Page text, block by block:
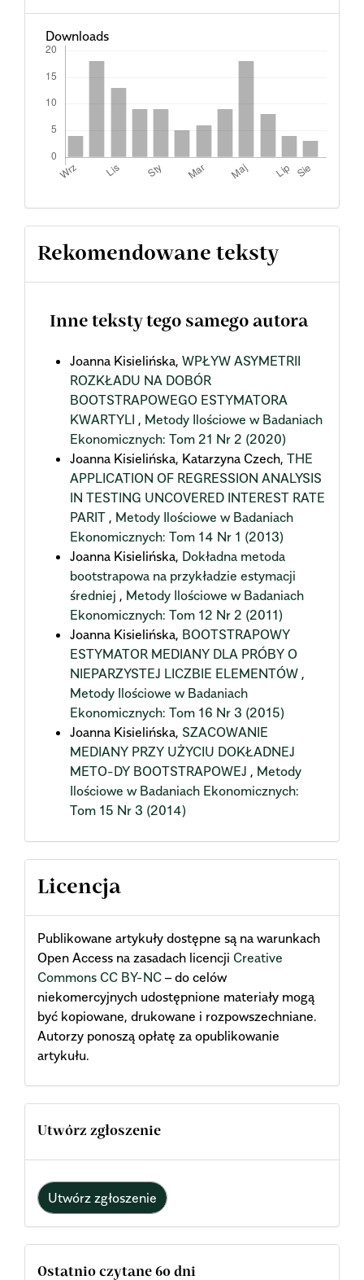
Downloads
Rekomendowane teksty
Inne teksty tego samego autora
Joanna Kisielińska, WPŁYW ASYMETRII
ROZKŁADU NA DOBÓR
BOOTSTRAPOWEGO ESTYMATORA
KWARTYLI , Metody Ilościowe w Badaniach
Ekonomicznych: Tom 21 Nr 2 (2020)
Joanna Kisielińska, Katarzyna Czech, THE
APPLICATION OF REGRESSION ANALYSIS
IN TESTING UNCOVERED INTEREST RATE
PARIT , Metody Ilościowe w Badaniach
Ekonomicznych: Tom 14 Nr 1 (2013)
Joanna Kisielińska, Dokładna metoda
bootstrapowa na przykładzie estymacji
średniej , Metody Ilościowe w Badaniach
Ekonomicznych: Tom 12 Nr 2 (2011)
Joanna Kisielińska, BOOTSTRAPOWY
ESTYMATOR MEDIANY DLA PRÓBY O
NIEPARZYSTEJ LICZBIE ELEMENTÓW ,
Metody Ilościowe w Badaniach
Ekonomicznych: Tom 16 Nr 3 (2015)
Joanna Kisielińska, SZACOWANIE
MEDIANY PRZY UŻYCIU DOKŁADNEJ
METO-DY BOOTSTRAPOWEJ , Metody
Ilościowe w Badaniach Ekonomicznych:
Tom 15 Nr 3 (2014)
Licencja
Publikowane artykuły dostępne są na warunkach
Open Access na zasadach licencji Creative
Commons CC BY-NC – do celów
niekomercyjnych udostępnione materiały mogą
być kopiowane, drukowane i rozpowszechniane.
Autorzy ponoszą opłatę za opublikowanie
artykułu.
Utwórz zgłoszenie
Utwórz zgłoszenie
Ostatnio czytane 60 dni